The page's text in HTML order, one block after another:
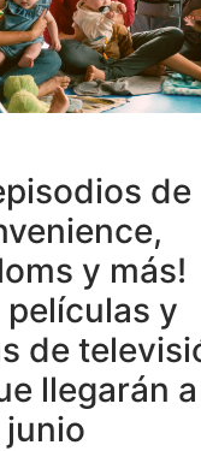
de
y más!
películas y
de
llegarán a